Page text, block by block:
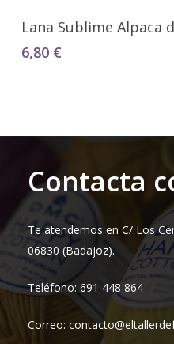
Lana Sublime Alpaca
6,80 €
Contacta
Te atendemos en C/ Los
06830 (Badajoz).
Teléfono: 691 448 864
Correo: